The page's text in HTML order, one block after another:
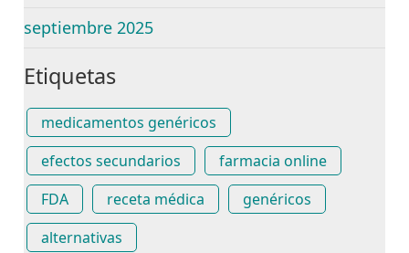
septiembre 2025
Etiquetas
medicamentos genéricos
efectos secundarios
farmacia online
FDA
receta médica
genéricos
alternativas